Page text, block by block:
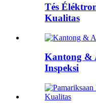
Tés
Kualitas
Kantong &
Inspeksi